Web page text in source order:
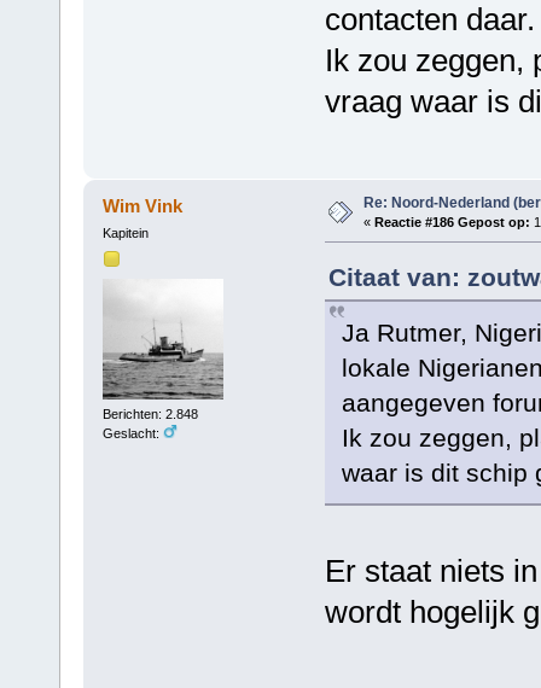
contacten daar.
Ik zou zeggen,
vraag waar is
Wim Vink
Kapitein
Berichten: 2.848
Geslacht:
Re: Noord-Nederland
« Reactie #186 Gepost op:
Citaat van:
Ja Rutmer,
lokale
aangegeven
Ik zou zeggen,
waar is dit schip
Er staat niets
wordt hogelijk